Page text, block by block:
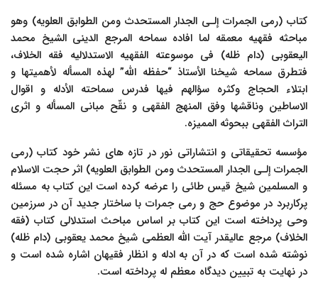
کتاب (رمی الجمرات إلـى الجدار المستحدث ومن الطوابق العلویه) وهو
مباحثه فقهیه معمقه لما افاده سماحه المرجع الدینی الشیخ محمد
الیعقوبی (دام ظله) فی موسوعته الفقهیه الاستدلالیه فقه الخلاف،
فتطرق سماحه شیخنا الأستاذ “حفظه الله” لهذه المسأله لأهمیتها و
ابتلاء الحجاج وکثره سؤالهم فیها فدرس سماحته الأدله و اقوال
الاساطین وناقشها وفق المنهج الفقهی و نقّح مبانی المسأله و اثرى
التراث الفقهی ببحوثه الممیزه.
مؤسسه تحقیقاتی و انتشاراتی نور در تازه های نشر خود کتاب (رمی
الجمرات إلـى الجدار المستحدث ومن الطوابق العلویه) اثر حجت الاسلام
و المسلمین شیخ قیس طائی را عرضه کرده است این کتاب به مسئله
پرکاربرد در موضوع حج و رمی جمرات با ساختار جدید آن در سرزمین
وحی پرداخته است این کتاب بر اساس مباحث استدلالی کتاب (فقه
الخلاف) مرجع عالیقدر آیت الله العظمی شیخ محمد یعقوبی (دام ظله)
نوشته شده است که در آن به ادله و انظار فقیهان اشاره شده است و
در نهایت به تبیین دیدگاه معظم له پرداخته است.